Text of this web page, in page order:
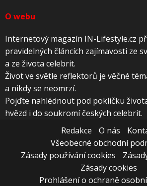
O webu
Internetový magazín IN-Lifestyle.cz
pravidelných článcích zajímavosti ze
a ze života celebrit.
Život ve světle reflektorů je věčné
a nikdy se neomrzí.
Pojďte nahlédnout pod pokličku
hvězd i do soukromí českých celebrit.
Redakce
O nás
Všeobecné obchodní
Zásady používání cookies
Zásady cookies
Prohlášení o ochraně